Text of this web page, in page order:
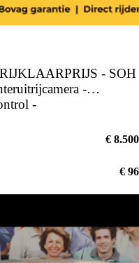
- SOH
-
-
€ 8.500
€ 96